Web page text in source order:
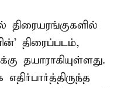
திரையரங்குகளில்
திரைப்படம்,
தயாராகியுள்ளது.